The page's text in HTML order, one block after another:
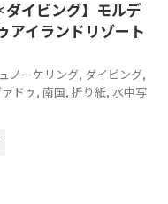
ダイビング】モルデ
アイランドリゾート
ノーケリング, ダイビング,
ドゥ , 南国, 折り紙, 水中写